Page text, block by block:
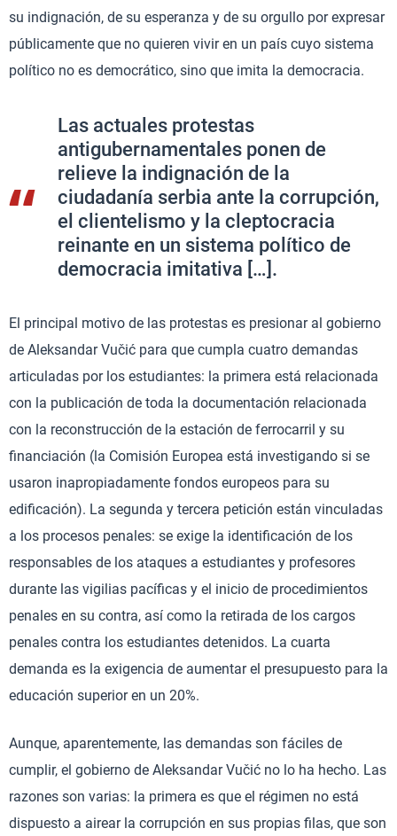
su indignación, de su esperanza y de su orgullo por expresar
públicamente que no quieren vivir en un país cuyo sistema
político no es democrático, sino que imita la democracia.
Las actuales protestas
antigubernamentales ponen de
relieve la indignación de la
ciudadanía serbia ante la corrupción,
el clientelismo y la cleptocracia
reinante en un sistema político de
democracia imitativa […].
El principal motivo de las protestas es presionar al gobierno
de Aleksandar Vučić para que cumpla cuatro demandas
articuladas por los estudiantes: la primera está relacionada
con la publicación de toda la documentación relacionada
con la reconstrucción de la estación de ferrocarril y su
financiación (la Comisión Europea está investigando si se
usaron inapropiadamente fondos europeos para su
edificación). La segunda y tercera petición están vinculadas
a los procesos penales: se exige la identificación de los
responsables de los ataques a estudiantes y profesores
durante las vigilias pacíficas y el inicio de procedimientos
penales en su contra, así como la retirada de los cargos
penales contra los estudiantes detenidos. La cuarta
demanda es la exigencia de aumentar el presupuesto para la
educación superior en un 20%.
Aunque, aparentemente, las demandas son fáciles de
cumplir, el gobierno de Aleksandar Vučić no lo ha hecho. Las
razones son varias: la primera es que el régimen no está
dispuesto a airear la corrupción en sus propias filas, que son